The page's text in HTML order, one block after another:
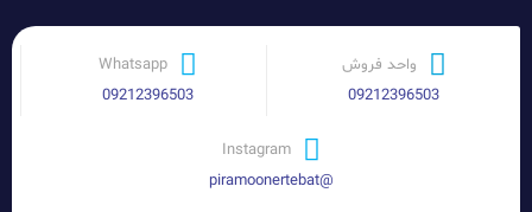
واحد فروش
09212396503
Whatsapp
09212396503
Instagram
@piramoonertebat